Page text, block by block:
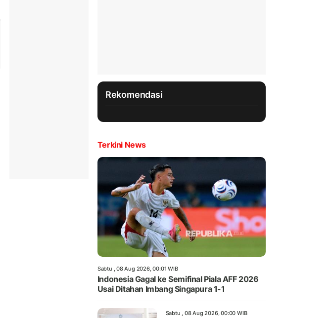
Rekomendasi
Terkini News
Sabtu , 08 Aug 2026, 00:01 WIB
Indonesia Gagal ke Semifinal Piala AFF 2026
Usai Ditahan Imbang Singapura 1-1
Sabtu , 08 Aug 2026, 00:00 WIB